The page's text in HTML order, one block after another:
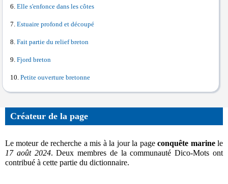
Elle s'enfonce dans les côtes
Estuaire profond et découpé
Fait partie du relief breton
Fjord breton
Petite ouverture bretonne
Créateur de la page
Le moteur de recherche a mis à la jour la pageconquête marinele
17 août 2024. Deux membres de la communauté Dico-Mots ont
contribué à cette partie du dictionnaire.